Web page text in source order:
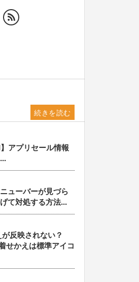
アプリセール情報
ューバーが見づら
て対処する方法...
反映されない？
せかえは標準アイコ
続きを読む